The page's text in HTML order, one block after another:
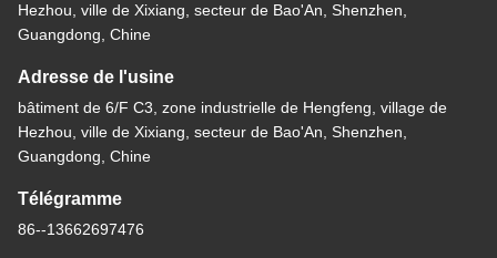
Hezhou, ville de Xixiang, secteur de Bao'An, Shenzhen,
Guangdong, Chine
Adresse de l'usine
bâtiment de 6/F C3, zone industrielle de Hengfeng, village de
Hezhou, ville de Xixiang, secteur de Bao'An, Shenzhen,
Guangdong, Chine
Télégramme
86--13662697476